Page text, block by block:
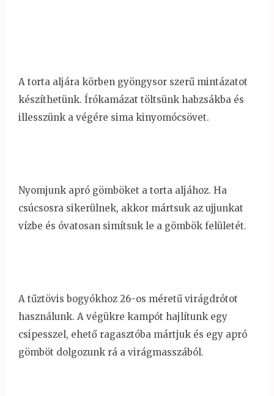
A torta aljára körben gyöngysor szerű mintázatot
készíthetünk. Írókamázat töltsünk habzsákba és
illesszünk a végére sima kinyomócsövet.
Nyomjunk apró gömböket a torta aljához. Ha
csúcsosra sikerülnek, akkor mártsuk az ujjunkat
vízbe és óvatosan simítsuk le a gömbök felületét.
A tűztövis bogyókhoz 26-os méretű virágdrótot
használunk. A végükre kampót hajlítunk egy
csipesszel, ehető ragasztóba mártjuk és egy apró
gömböt dolgozunk rá a virágmasszából.